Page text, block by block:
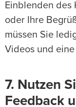
Einblenden des
oder Ihre
müssen Sie
Videos und
7. Nutzen
Feedback